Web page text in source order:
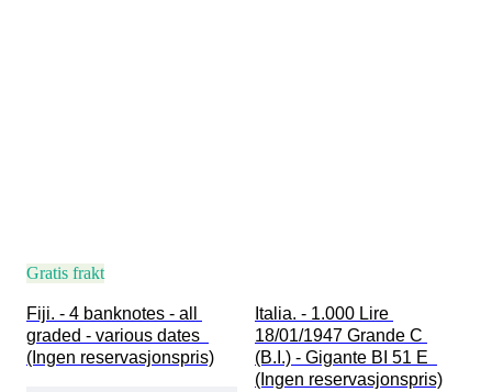
Gratis frakt
Fiji. - 4 banknotes - all
graded - various dates
(Ingen reservasjonspris)
Italia. - 1.000 Lire
18/01/1947 Grande C
(B.I.) - Gigante BI 51 E
(Ingen reservasjonspris)